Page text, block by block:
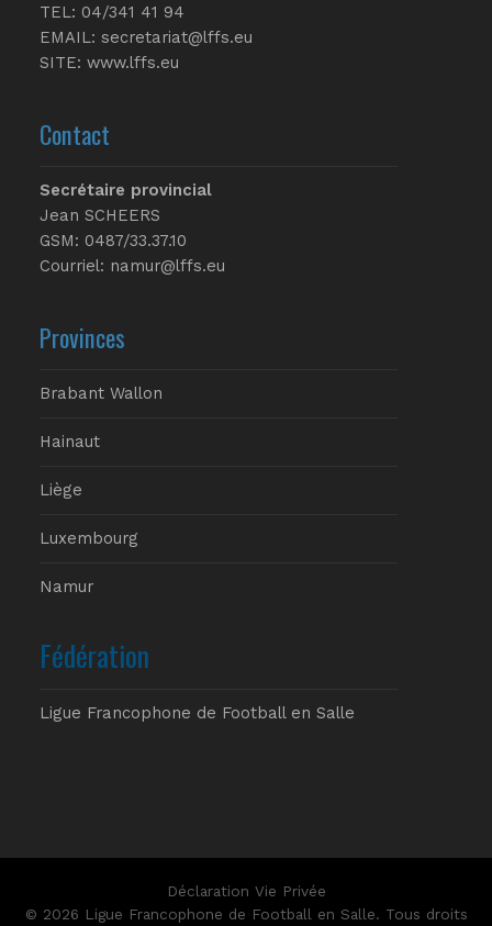
TEL: 04/341 41 94
EMAIL: secretariat@lffs.eu
SITE: www.lffs.eu
Contact
Secrétaire provincial
Jean SCHEERS
GSM: 0487/33.37.10
Courriel: namur@lffs.eu
Provinces
Brabant Wallon
Hainaut
Liège
Luxembourg
Namur
Fédération
Ligue Francophone de Football en Salle
Déclaration Vie Privée
© 2026 Ligue Francophone de Football en Salle. Tous droits